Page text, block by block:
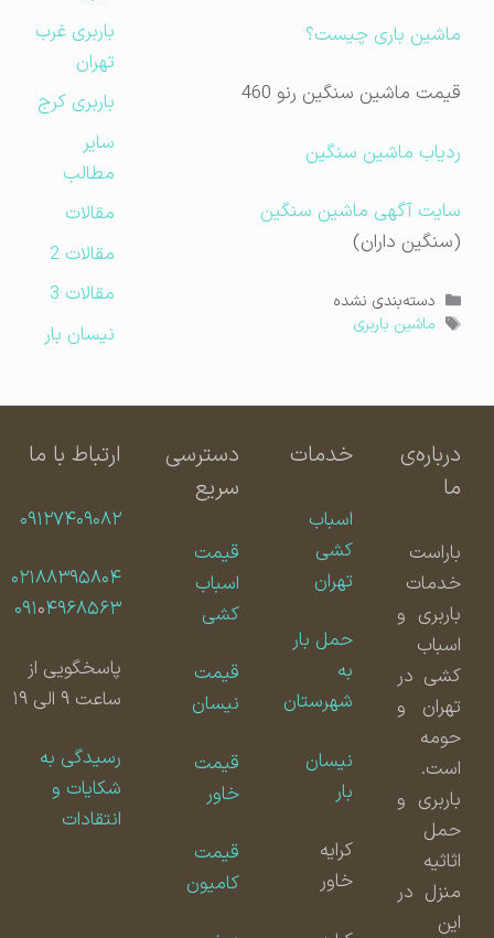
ماشین باری چیست؟
قیمت ماشین سنگین رنو 460
ردیاب ماشین سنگین
سایت آگهی ماشین سنگین
(سنگین داران)
دسته‌ها
دسته‌بندی نشده
برچسب‌ها
ماشین باربری
باربری غرب
تهران
باربری کرج
مطالب
مقالات
مقالات 2
مقالات 3
نیسان بار
درباره‌ی
باراست
خدمات
باربری و
اسباب
کشی در
تهران و
حومه
است.
باربری و
حمل
اثاثیه
منزل در
خدمات
اسباب
کشی
تهران
حمل بار
شهرستان
نیسان
دسترسی
سریع
قیمت
اسباب
کشی
قیمت
نیسان
قیمت
قیمت
کامیون
ارتباط با ما
۰۹۱۲۷۴۰۹۰۸۲
۰۲۱۸۸۳۹۵۸۰۴
۰۹۱۰۴۹۶۸۵۶۳
پاسخگویی از
ساعت ۹ الی ۱۹
رسیدگی به
شکایات و
انتقادات